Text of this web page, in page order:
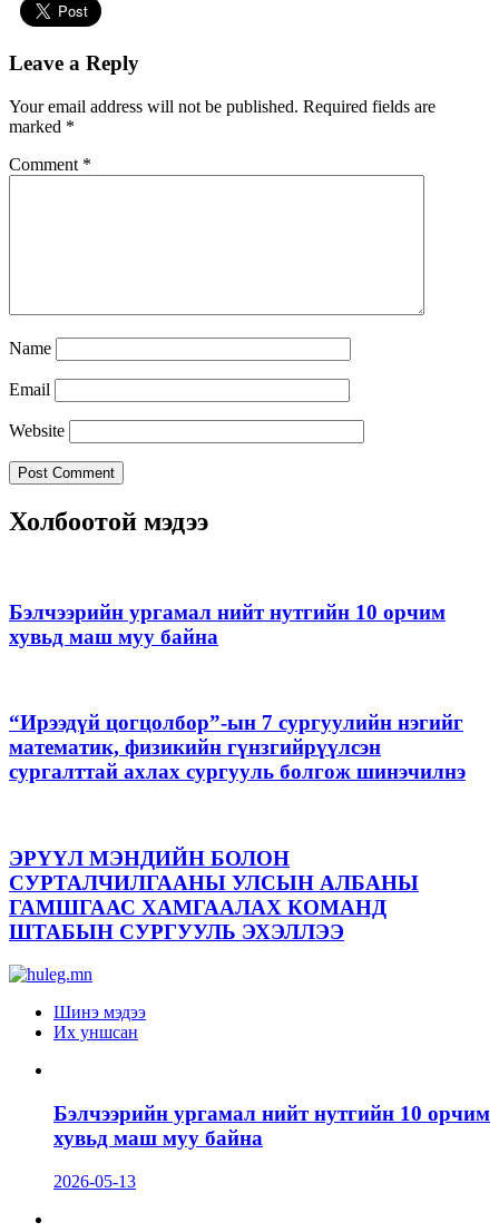
Leave a Reply
Your email address will not be published. Required fields are
marked *
Comment *
Name
Email
Website
Холбоотой мэдээ
Бэлчээрийн ургамал нийт нутгийн 10 орчим
хувьд маш муу байна
“Ирээдүй цогцолбор”-ын 7 сургуулийн нэгийг
математик, физикийн гүнзгийрүүлсэн
сургалттай ахлах сургууль болгож шинэчилнэ
ЭРҮҮЛ МЭНДИЙН БОЛОН
СУРТАЛЧИЛГААНЫ УЛСЫН АЛБАНЫ
ГАМШГААС ХАМГААЛАХ КОМАНД
ШТАБЫН СУРГУУЛЬ ЭХЭЛЛЭЭ
Шинэ мэдээ
Их уншсан
Бэлчээрийн ургамал нийт нутгийн 10 орчим
хувьд маш муу байна
2026-05-13